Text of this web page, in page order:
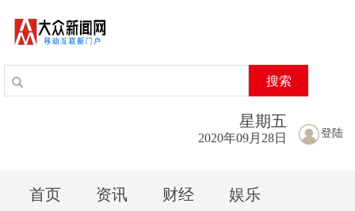
搜索
登陆
星期五
2020年09月28日
首页 资讯 财经 娱乐